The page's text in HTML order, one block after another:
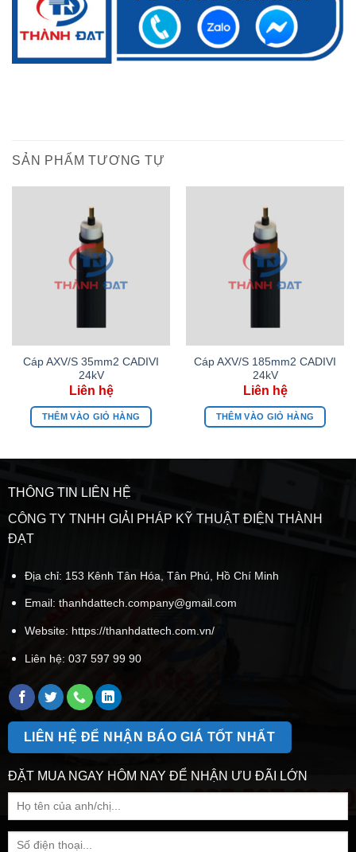
SẢN PHẨM TƯƠNG TỰ
Cáp AXV/S 35mm2 CADIVI
24kV
THÊM VÀO GIỎ HÀNG
Cáp AXV/S 185mm2 CADIVI
24kV
THÊM VÀO GIỎ HÀNG
THÔNG TIN LIÊN HỆ
CÔNG TY TNHH GIẢI PHÁP KỸ THUẬT ĐIỆN THÀNH
ĐẠT
Địa chỉ: 153 Kênh Tân Hóa, Tân Phú, Hồ Chí Minh
Email: thanhdattech.company@gmail.com
Website: https://thanhdattech.com.vn/
Liên hệ: 037 597 99 90
LIÊN HỆ ĐỂ NHẬN BÁO GIÁ TỐT NHẤT
ĐẶT MUA NGAY HÔM NAY ĐỂ NHẬN ƯU ĐÃI LỚN